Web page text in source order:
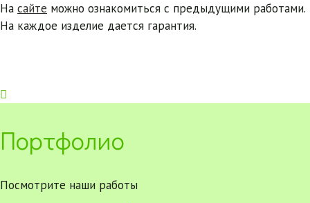
На сайте можно ознакомиться с предыдущими работами.
На каждое изделие дается гарантия.

Портфолио
Посмотрите наши работы